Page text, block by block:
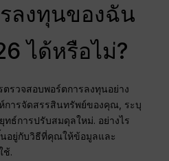
ลงทุนของฉัน
ได้หรือไม่?
รวจสอบพอร์ตการลงทุนอย่าง
การจัดสรรสินทรัพย์ของคุณ, ระบุ
ทธ์การปรับสมดุลใหม่. อย่างไร
อยู่กับวิธีที่คุณให้ข้อมูลและ
ช้.